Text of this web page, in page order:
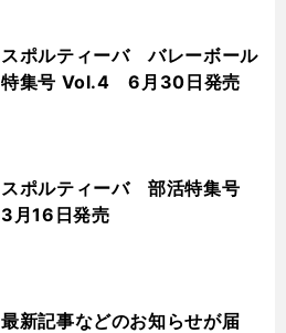
スポルティーバ バレーボール
特集号 Vol.4 6月30日発売
スポルティーバ 部活特集号
3月16日発売
最新記事などのお知らせが届